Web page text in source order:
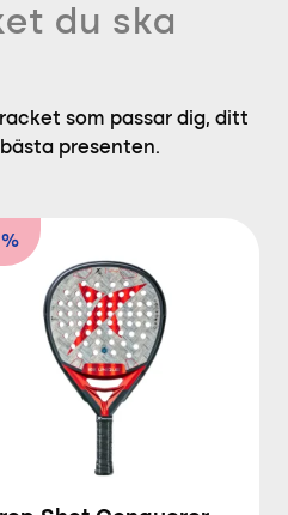
du ska
som passar dig, ditt
presenten.